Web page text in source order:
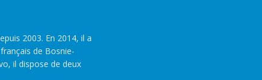
2003. En 2014, il a
de Bosnie-
il dispose de deux